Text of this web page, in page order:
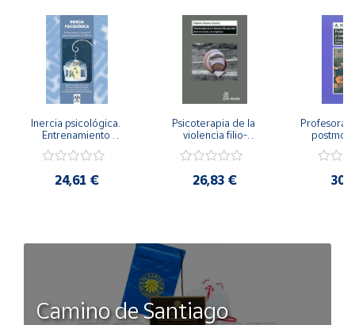
Inercia psicológica.
Entrenamiento
Igualdad de Género.
24,61 €
Psicoterapia de la
violencia filio-
secreto y la
26,83 €
Camino de Santiago